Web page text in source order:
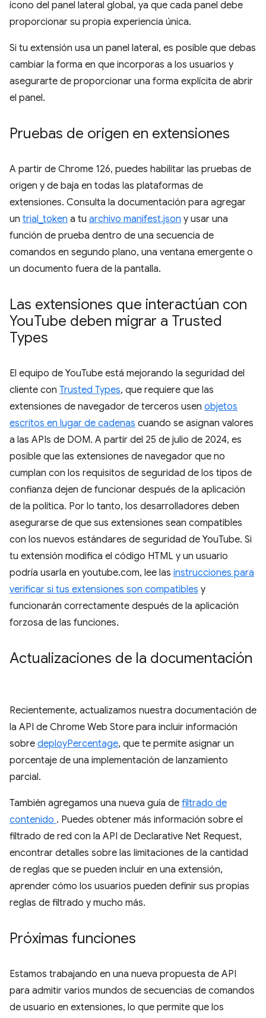
ícono del panel lateral global, ya que cada panel debe
proporcionar su propia experiencia única.
Si tu extensión usa un panel lateral, es posible que debas
cambiar la forma en que incorporas a los usuarios y
asegurarte de proporcionar una forma explícita de abrir
el panel.
Pruebas de origen en extensiones
A partir de Chrome 126, puedes habilitar las pruebas de
origen y de baja en todas las plataformas de
extensiones. Consulta la documentación para agregar
un trial_token a tu archivo manifest.json y usar una
función de prueba dentro de una secuencia de
comandos en segundo plano, una ventana emergente o
un documento fuera de la pantalla.
Las extensiones que interactúan con
YouTube deben migrar a Trusted
Types
El equipo de YouTube está mejorando la seguridad del
cliente con Trusted Types, que requiere que las
extensiones de navegador de terceros usen objetos
escritos en lugar de cadenas cuando se asignan valores
a las APIs de DOM. A partir del 25 de julio de 2024, es
posible que las extensiones de navegador que no
cumplan con los requisitos de seguridad de los tipos de
confianza dejen de funcionar después de la aplicación
de la política. Por lo tanto, los desarrolladores deben
asegurarse de que sus extensiones sean compatibles
con los nuevos estándares de seguridad de YouTube. Si
tu extensión modifica el código HTML y un usuario
podría usarla en youtube.com, lee las instrucciones para
verificar si tus extensiones son compatibles y
funcionarán correctamente después de la aplicación
forzosa de las funciones.
Actualizaciones de la documentación
Recientemente, actualizamos nuestra documentación de
la API de Chrome Web Store para incluir información
sobre deployPercentage, que te permite asignar un
porcentaje de una implementación de lanzamiento
parcial.
También agregamos una nueva guía de filtrado de
contenido . Puedes obtener más información sobre el
filtrado de red con la API de Declarative Net Request,
encontrar detalles sobre las limitaciones de la cantidad
de reglas que se pueden incluir en una extensión,
aprender cómo los usuarios pueden definir sus propias
reglas de filtrado y mucho más.
Próximas funciones
Estamos trabajando en una nueva propuesta de API
para admitir varios mundos de secuencias de comandos
de usuario en extensiones, lo que permite que los